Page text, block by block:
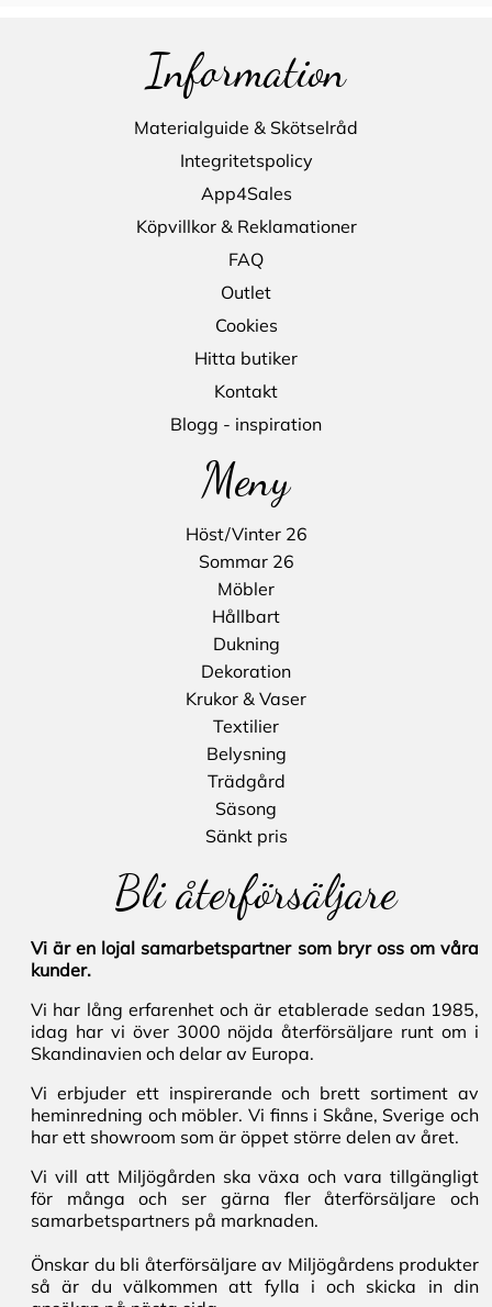
Information
Materialguide & Skötselråd
Integritetspolicy
App4Sales
Köpvillkor & Reklamationer
FAQ
Outlet
Cookies
Hitta butiker
Kontakt
Blogg - inspiration
Meny
Höst/Vinter 26
Sommar 26
Möbler
Hållbart
Dukning
Dekoration
Krukor & Vaser
Textilier
Belysning
Trädgård
Säsong
Sänkt pris
Bli återförsäljare
Vi är en lojal samarbetspartner som bryr oss om våra
kunder.
Vi har lång erfarenhet och är etablerade sedan 1985,
idag har vi över 3000 nöjda återförsäljare runt om i
Skandinavien och delar av Europa.
Vi erbjuder ett inspirerande och brett sortiment av
heminredning och möbler. Vi finns i Skåne, Sverige och
har ett showroom som är öppet större delen av året.
Vi vill att Miljögården ska växa och vara tillgängligt
för många och ser gärna fler återförsäljare och
samarbetspartners på marknaden.
Önskar du bli återförsäljare av Miljögårdens produkter
så är du välkommen att fylla i och skicka in din